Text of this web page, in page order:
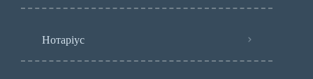
Нотаріус